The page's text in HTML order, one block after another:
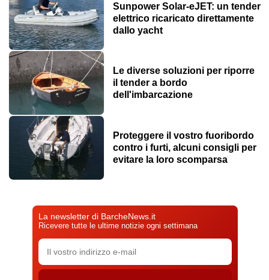
Sunpower Solar-eJET: un tender
elettrico ricaricato direttamente
dallo yacht
Le diverse soluzioni per riporre
il tender a bordo
dell'imbarcazione
Proteggere il vostro fuoribordo
contro i furti, alcuni consigli per
evitare la loro scomparsa
La newsletter di BarcheNews.it
Ricevere tutte le ultime notizie ogni settimana